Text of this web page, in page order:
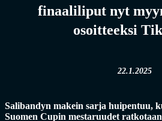
finaaliliput nyt
osoitteeksi
22.1.2025
Salibandyn makein sarja huipentuu,
Suomen Cupin mestaruudet